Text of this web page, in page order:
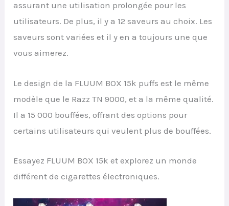
assurant une utilisation prolongée pour les
utilisateurs. De plus, il y a 12 saveurs au choix. Les
saveurs sont variées et il y en a toujours une que
vous aimerez.
Le design de la FLUUM BOX 15k puffs est le même
modèle que le Razz TN 9000, et a la même qualité.
Il a 15 000 bouffées, offrant des options pour
certains utilisateurs qui veulent plus de bouffées.
Essayez FLUUM BOX 15k et explorez un monde
différent de cigarettes électroniques.